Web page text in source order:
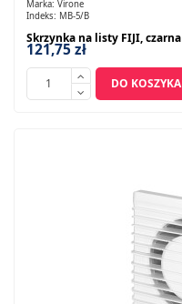
Marka: Virone
Indeks: MB-5/B
Skrzynka na listy FIJI, czarna
121,75 zł
DO KOSZYKA